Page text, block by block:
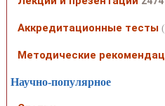
Аккредитационные тесты
Методические
Научно-популярное